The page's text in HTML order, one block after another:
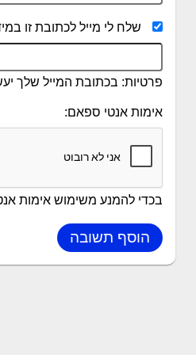
שלח לי מייל לכתובת זו
פרטיות: בכתובת המייל שלך
אימות אנטי ספאם:
בכדי להמנע משימוש אימות